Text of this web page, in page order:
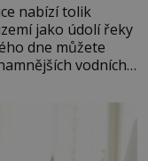
nabízí tolik
jako údolí řeky
dne můžete
vodních
památek ve